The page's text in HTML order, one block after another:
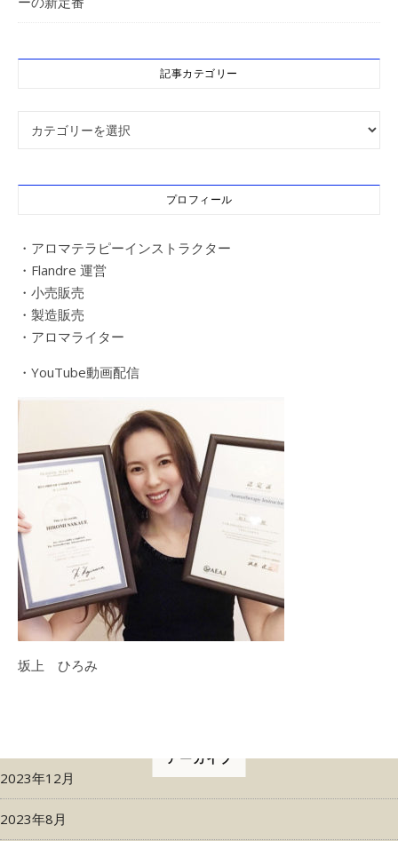
記事カテゴリー
記事カテゴリー
プロフィール
・アロマテラピーインストラクター
・Flandre 運営
・小売販売
・製造販売
・アロマライター
・YouTube動画配信
坂上 ひろみ
アーカイブ
2023年12月
2023年8月